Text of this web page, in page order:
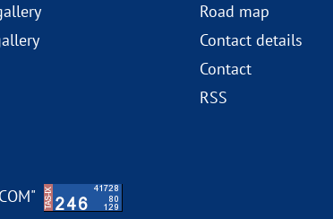
Road map
Contact details
Contact
RSS